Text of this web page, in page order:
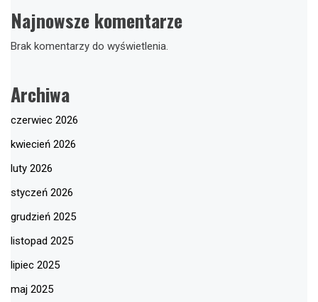
Najnowsze komentarze
Brak komentarzy do wyświetlenia.
Archiwa
czerwiec 2026
kwiecień 2026
luty 2026
styczeń 2026
grudzień 2025
listopad 2025
lipiec 2025
maj 2025